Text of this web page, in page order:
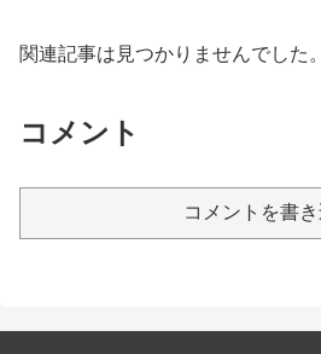
関連記事は見つかりませんでした。
コメント
コメントを書